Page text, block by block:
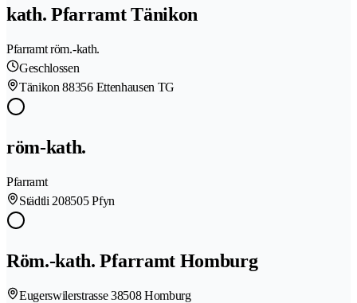
kath. Pfarramt Tänikon
Pfarramt röm.-kath.
Geschlossen
Tänikon 88356 Ettenhausen TG
röm-kath.
Pfarramt
Städtli 208505 Pfyn
Röm.-kath. Pfarramt Homburg
Eugerswilerstrasse 38508 Homburg